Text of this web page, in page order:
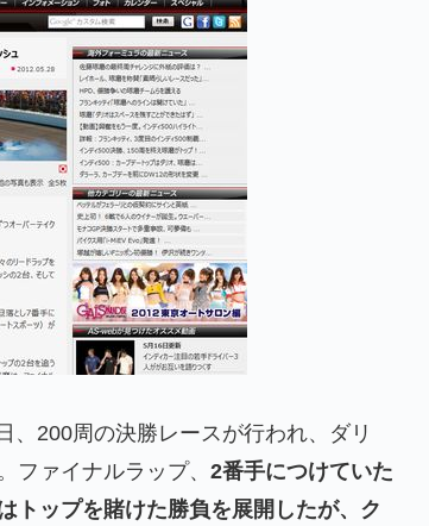
、200周の決勝レースが行われ、ダリ
ファイナルラップ、2番手につけていた
トップを賭けた勝負を展開したが、ク